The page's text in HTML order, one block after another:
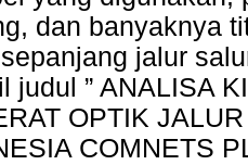
dan banyaknya
jalur
judul ” ANALISA
OPTIK
COMNETS